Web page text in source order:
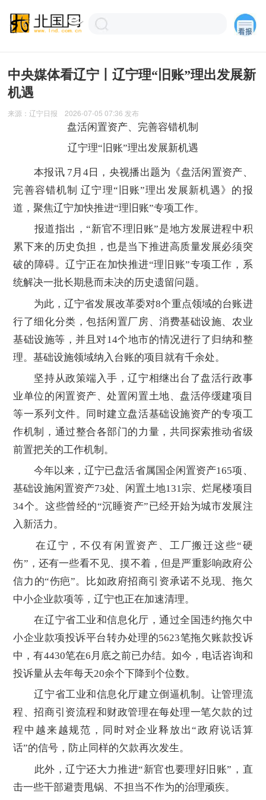
中央媒体看辽宁丨辽宁理“旧账”理出发展新
机遇
来源：辽宁日报 2026-07-05 07:36 发布
盘活闲置资产、完善容错机制
辽宁理“旧账”理出发展新机遇
本报讯 7月4日，央视播出题为《盘活闲置资产、
完善容错机制 辽宁理“旧账”理出发展新机遇》的报
道，聚焦辽宁加快推进“理旧账”专项工作。
报道指出，“新官不理旧账”是地方发展进程中积
累下来的历史负担，也是当下推进高质量发展必须突
破的障碍。辽宁正在加快推进“理旧账”专项工作，系
统解决一批长期悬而未决的历史遗留问题。
为此，辽宁省发展改革委对8个重点领域的台账进
行了细化分类，包括闲置厂房、消费基础设施、农业
基础设施等，并且对14个地市的情况进行了归纳和整
理。基础设施领域纳入台账的项目就有千余处。
坚持从政策端入手，辽宁相继出台了盘活行政事
业单位的闲置资产、处置闲置土地、盘活停缓建项目
等一系列文件。同时建立盘活基础设施资产的专项工
作机制，通过整合各部门的力量，共同探索推动省级
前置把关的工作机制。
今年以来，辽宁已盘活省属国企闲置资产165项、
基础设施闲置资产73处、闲置土地131宗、烂尾楼项目
34个。这些曾经的“沉睡资产”已经开始为城市发展注
入新活力。
在辽宁，不仅有闲置资产、工厂搬迁这些“硬
伤”，还有一些看不见、摸不着，但是严重影响政府公
信力的“伤疤”。比如政府招商引资承诺不兑现、拖欠
中小企业款项等，辽宁也正在加速清理。
在辽宁省工业和信息化厅，通过全国违约拖欠中
小企业款项投诉平台转办处理的5623笔拖欠账款投诉
中，有4430笔在6月底之前已办结。如今，电话咨询和
投诉量从去年每天20余个下降到个位数。
辽宁省工业和信息化厅建立倒逼机制。让管理流
程、招商引资流程和财政管理在每处理一笔欠款的过
程中越来越规范，同时对企业释放出“政府说话算
话”的信号，防止同样的欠款再次发生。
此外，辽宁还大力推进“新官也要理好旧账”，直
击一些干部避责甩锅、不担当不作为的治理顽疾。